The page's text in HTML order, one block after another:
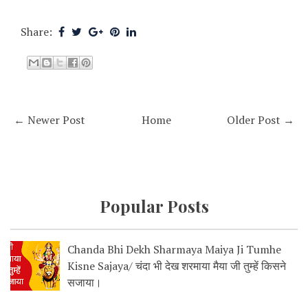
Share:
← Newer Post Older Post →
Home
Popular Posts
Chanda Bhi Dekh Sharmaya Maiya Ji Tumhe
Kisne Sajaya/ चंदा भी देख शरमाया मैया जी तुम्हें किसने
सजाया।